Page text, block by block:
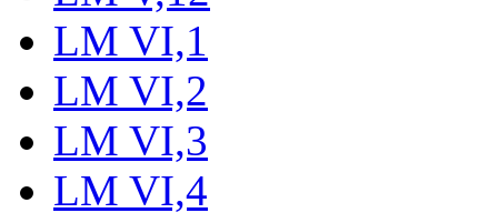
LM VI,1
LM VI,2
LM VI,3
LM VI,4